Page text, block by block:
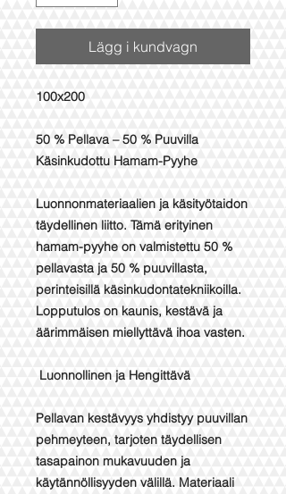
Lägg i kundvagn
100x200
50 % Pellava – 50 % Puuvilla
Käsinkudottu Hamam-Pyyhe
Luonnonmateriaalien ja käsityötaidon
täydellinen liitto. Tämä erityinen
hamam-pyyhe on valmistettu 50 %
pellavasta ja 50 % puuvillasta,
perinteisillä käsinkudontatekniikoilla.
Lopputulos on kaunis, kestävä ja
äärimmäisen miellyttävä ihoa vasten.
Luonnollinen ja Hengittävä
Pellavan kestävyys yhdistyy puuvillan
pehmeyteen, tarjoten täydellisen
tasapainon mukavuuden ja
käytännöllisyyden välillä. Materiaali